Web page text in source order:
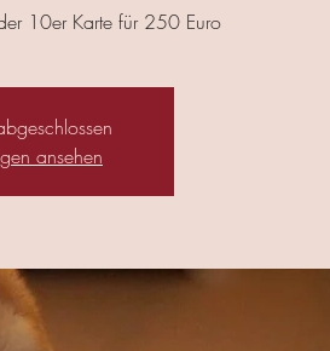
10er Karte für 250 Euro
ansehen